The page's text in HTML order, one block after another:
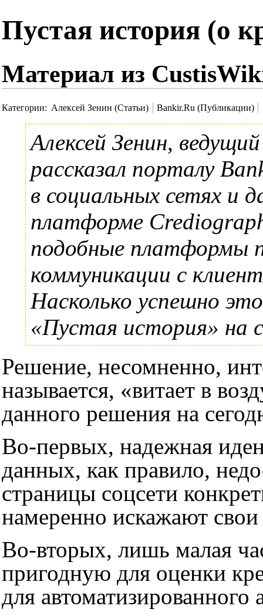
Пустая история (о
Материал из
Категории: Алексей Зенин (Статьи) Bankir.Ru (Публикации)
Алексей Зенин,
рассказал порталу
в социальных сетях и
платформе
подобные платформы
коммуникации с
Насколько успешно
«Пустая история» на
Решение, несомненно,
называется, «витает в
данного решения на
Во-первых, надежная
данных, как правило,
страницы соцсети
намеренно искажают
Во-вторых, лишь малая
пригодную для оценки
для автоматизированного